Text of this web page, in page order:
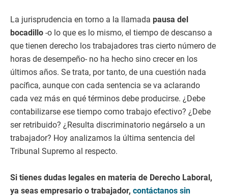
La jurisprudencia en torno a la llamada pausa del
bocadillo -o lo que es lo mismo, el tiempo de descanso a
que tienen derecho los trabajadores tras cierto número de
horas de desempeño- no ha hecho sino crecer en los
últimos años. Se trata, por tanto, de una cuestión nada
pacífica, aunque con cada sentencia se va aclarando
cada vez más en qué términos debe producirse. ¿Debe
contabilizarse ese tiempo como trabajo efectivo? ¿Debe
ser retribuido? ¿Resulta discriminatorio negárselo a un
trabajador? Hoy analizamos la última sentencia del
Tribunal Supremo al respecto.
Si tienes dudas legales en materia de Derecho Laboral,
ya seas empresario o trabajador, contáctanos sin